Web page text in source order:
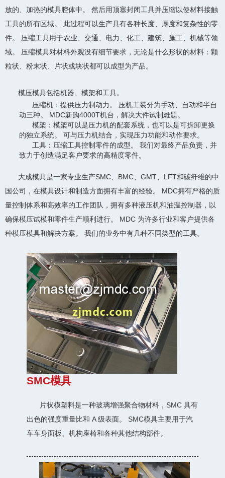
放的、加热的模具腔体中。 然后用顶塞封闭工具并压缩以使材料接触
工具的所有区域。 此过程可以生产具有各种长度、厚度和复杂性的零
件。 压缩工具用于农业、交通、电力、化工、建筑、施工、机械等领
域。 压缩模具对材料外观没有细节要求，无论是什么形状的材料：颗
粒状、粉末状、片状或块状都可以成型为产品。
模压模具包括机器、模架和工具。
压缩机：提供压力制动力。 压机工装分为手动、自动和半自
动三种。 MDC新购4000T机台，解决大件试制难题。
模架：模架可以是压力机的配套系统，也可以是可拆卸更换
的独立系统。 可与压力机结合，实现压力功能和动作要求。
工具：压缩工具控制零件的成型。 我们对最终产品负责，并
致力于创造满足客户要求的高精度零件。
大成模具是一家专业生产SMC、BMC、GMT、LFT和碳纤维的中
国公司，在模具设计和制造方面拥有丰富的经验。 MDC拥有严格的质
量控制体系和高效率的工作团队，拥有多种液压机和油温控制器，以
确保模压试模和零件生产顺利进行。 MDC 为许多行业和客户提供各
种模压模具和解决方案。 我们的业务中有几种不同类型的工具。
SMC模具
片状模塑料是一种玻璃增强聚合物材料，SMC 具有
出色的强度重量比和 A 级表面。 SMC模具主要用于汽
车车身面板、机构座椅和各种其他结构部件。